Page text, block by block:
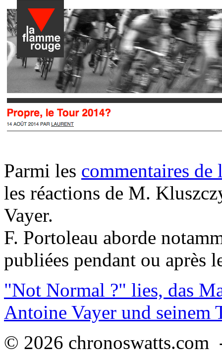
Parmi les commentaires de
les réactions de M.
Vayer.
F. Portoleau aborde
publiées pendant ou après
"Not Normal ?" lies, das
Antoine Vayer und seinem
© 2026